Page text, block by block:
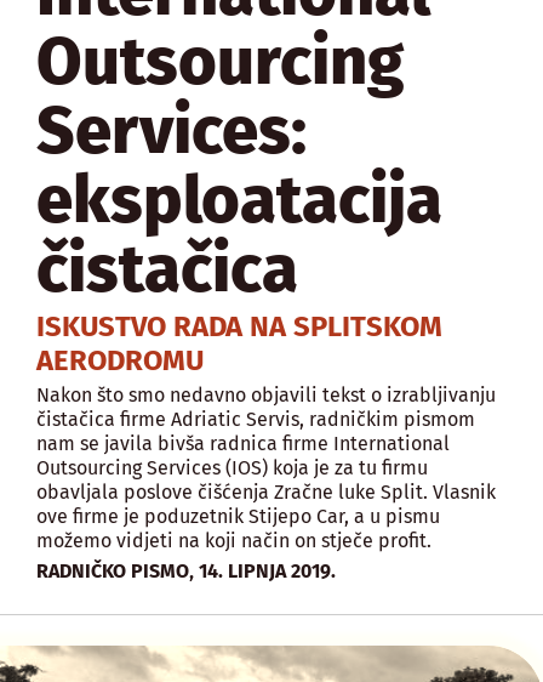
Outsourcing
Services:
eksploatacija
čistačica
ISKUSTVO RADA NA SPLITSKOM
AERODROMU
Nakon što smo nedavno objavili tekst o izrabljivanju
čistačica firme Adriatic Servis, radničkim pismom
nam se javila bivša radnica firme International
Outsourcing Services (IOS) koja je za tu firmu
obavljala poslove čišćenja Zračne luke Split. Vlasnik
ove firme je poduzetnik Stijepo Car, a u pismu
možemo vidjeti na koji način on stječe profit.
RADNIČKO PISMO, 14. LIPNJA 2019.